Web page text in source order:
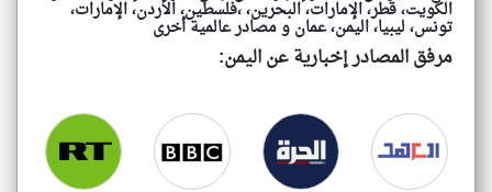
لم تقم بقراءة اي مقال مؤخرا
إتصل بنا
شروط الاستخدام
سياسة الخصوصية
مصادر الأخبار
أقترح اضافة مصدر
الكويت، قطر، الإمارات، البحرين، ،فلسطين، الأردن، الإمارات،
تونس، ليبيا، اليمن، عمان و مصادر عالمية أخرى
مرفق المصادر إخبارية عن اليمن:
لم تقم بقراءة اي مقال مؤخرا